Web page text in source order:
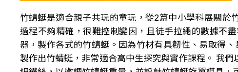
竹蜻蜓是適合親子共玩的童玩，從2篇中小學科展關於
過程不夠精確，很難控制變因，且徒手拉繩的數據不
器，製作各式的竹蜻蜓。因為竹材有具韌性、易取得
製作出竹蜻蜓，非常適合高中生探究與實作課程。 我